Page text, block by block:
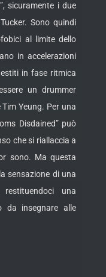
sicuramente i due
Sono quindi
al limite dello
in accelerazioni
in fase ritmica
un drummer
Yeung. Per una
Disdained” può
che si riallaccia a
sono. Ma questa
sensazione di una
una
da insegnare alle